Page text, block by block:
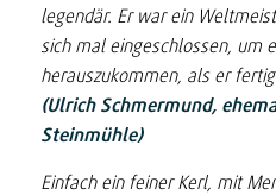
legendär. Er war ein
sich mal eingeschlossen, um
herauszukommen, als er
(Ulrich Schmermund,
Steinmühle)
Einfach ein feiner Kerl, mit